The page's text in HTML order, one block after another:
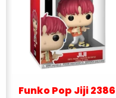
Funko Pop Jiji 2386